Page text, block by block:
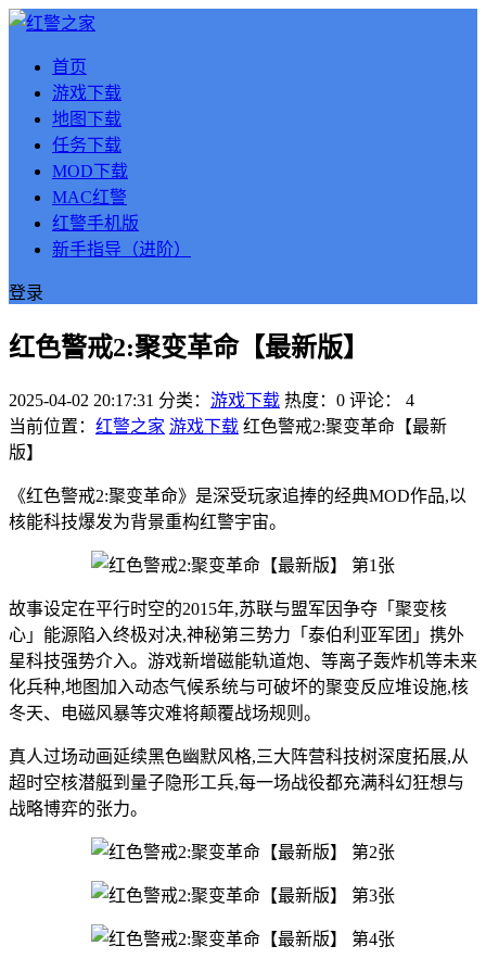
首页
游戏下载
地图下载
任务下载
MOD下载
MAC红警
红警手机版
新手指导（进阶）
登录
红色警戒2:聚变革命【最新版】
2025-04-02 20:17:31 分类： 游戏下载 热度：0 评论：
4
当前位置： 红警之家 游戏下载 红色警戒2:聚变革命【最新
版】
《红色警戒2:聚变革命》是深受玩家追捧的经典MOD作品,以
核能科技爆发为背景重构红警宇宙。
故事设定在平行时空的2015年,苏联与盟军因争夺「聚变核
心」能源陷入终极对决,神秘第三势力「泰伯利亚军团」携外
星科技强势介入。游戏新增磁能轨道炮、等离子轰炸机等未来
化兵种,地图加入动态气候系统与可破坏的聚变反应堆设施,核
冬天、电磁风暴等灾难将颠覆战场规则。
真人过场动画延续黑色幽默风格,三大阵营科技树深度拓展,从
超时空核潜艇到量子隐形工兵,每一场战役都充满科幻狂想与
战略博弈的张力。